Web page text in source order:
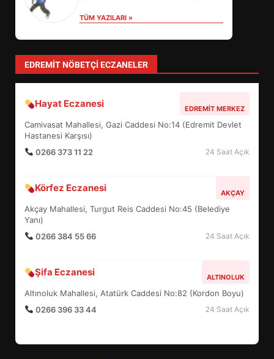
TÜM YAZILARI »
EDREMIT NÖBETÇI ECZANELER
Hayat Eczanesi EDREMIT MERKEZ
Camivasat Mahallesi, Gazi Caddesi No:14 (Edremit Devlet
Hastanesi Karşısı)
0266 373 11 22
24 Saat Açık
Körfez Eczanesi AKÇAY
Akçay Mahallesi, Turgut Reis Caddesi No:45 (Belediye
Yanı)
0266 384 55 66
24 Saat Açık
Şifa Eczanesi ALTINOLUK
Altınoluk Mahallesi, Atatürk Caddesi No:82 (Kordon Boyu)
0266 396 33 44
24 Saat Açık
4
5
BALIKESİR MÜZELERİNDE SÜRE
UZATILDI: NE DEĞİŞTİ?
6
TURNUVASI KAYITLARI NEYİ
7
YENİ YÖNETİM NASIL
ŞEKİLLENDİ?
HAREKETE GEÇİYOR: GÖZLER